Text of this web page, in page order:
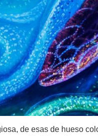
de esas de hueso